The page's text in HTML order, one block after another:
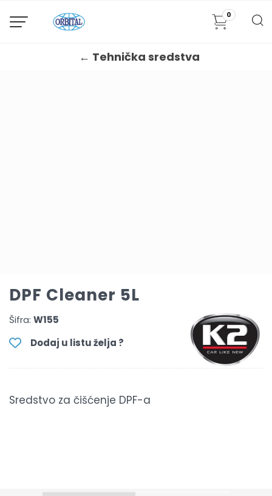
0
← Tehnička sredstva
DPF Cleaner 5L
Šifra: W155
Dodaj u listu želja ?
Sredstvo za čišćenje DPF-a